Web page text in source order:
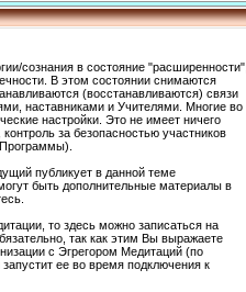
сознания в состояние "расширенности",
В этом состоянии снимаются
(восстанавливаются) связи
наставниками и Учителями. Многие во
настройки. Это не имеет ничего
за безопасностью участников
публикует в данной теме
быть дополнительные материалы в
то здесь можно записаться на
так как этим Вы выражаете
с Эгрегором Медитаций (по
ее во время подключения к